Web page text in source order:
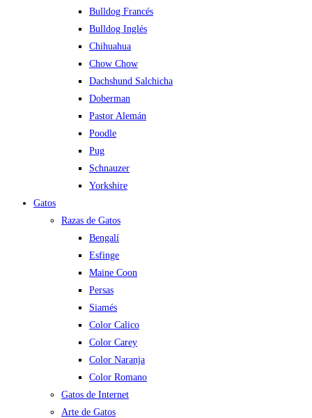
Bulldog Francés
Bulldog Inglés
Chihuahua
Chow Chow
Dachshund Salchicha
Doberman
Pastor Alemán
Poodle
Pug
Schnauzer
Yorkshire
Gatos
Razas de Gatos
Bengalí
Esfinge
Maine Coon
Persas
Siamés
Color Calico
Color Carey
Color Naranja
Color Romano
Gatos de Internet
Arte de Gatos